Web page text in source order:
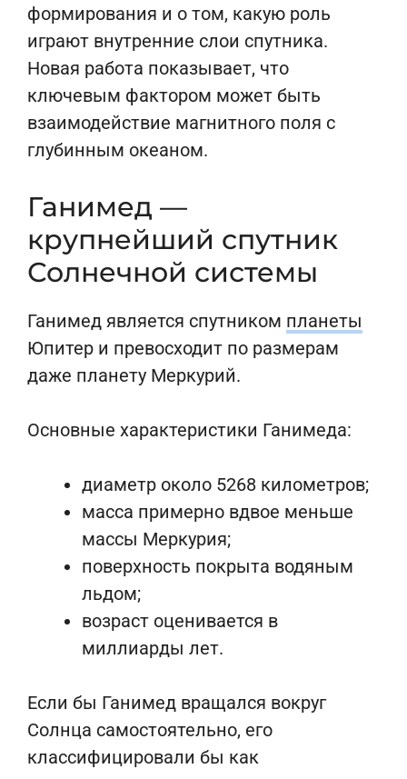
формирования и о том, какую роль
играют внутренние слои спутника.
Новая работа показывает, что
ключевым фактором может быть
взаимодействие магнитного поля с
глубинным океаном.
Ганимед —
крупнейший спутник
Солнечной системы
Ганимед является спутником планеты
Юпитер и превосходит по размерам
даже планету Меркурий.
Основные характеристики Ганимеда:
диаметр около 5268 километров;
масса примерно вдвое меньше
массы Меркурия;
поверхность покрыта водяным
льдом;
возраст оценивается в
миллиарды лет.
Если бы Ганимед вращался вокруг
Солнца самостоятельно, его
классифицировали бы как